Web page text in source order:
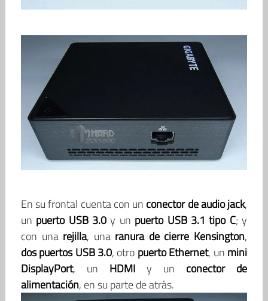
En su frontal cuenta con un conector de audio jack,
un puerto USB 3.0 y un puerto USB 3.1 tipo C; y
con una rejilla, una ranura de cierre Kensington,
dos puertos USB 3.0, otro puerto Ethernet, un mini
DisplayPort, un HDMIy un conector de
alimentación, en su parte de atrás.